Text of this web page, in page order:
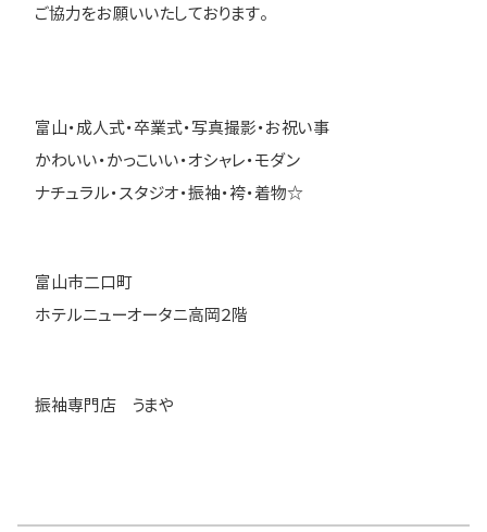
ご協力をお願いいたしております。
富山・成人式・卒業式・写真撮影・お祝い事
かわいい・かっこいい・オシャレ・モダン
ナチュラル・スタジオ・振袖・袴・着物☆
富山市二口町
ホテルニューオータニ高岡２階
振袖専門店 うまや